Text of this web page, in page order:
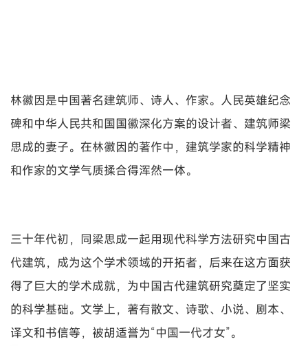
林徽因是中国著名建筑师、诗人、作家。人民英雄纪念
碑和中华人民共和国国徽深化方案的设计者、建筑师梁
思成的妻子。在林徽因的著作中，建筑学家的科学精神
和作家的文学气质揉合得浑然一体。
三十年代初，同梁思成一起用现代科学方法研究中国古
代建筑，成为这个学术领域的开拓者，后来在这方面获
得了巨大的学术成就，为中国古代建筑研究奠定了坚实
的科学基础。文学上，著有散文、诗歌、小说、剧本、
译文和书信等，被胡适誉为“中国一代才女”。